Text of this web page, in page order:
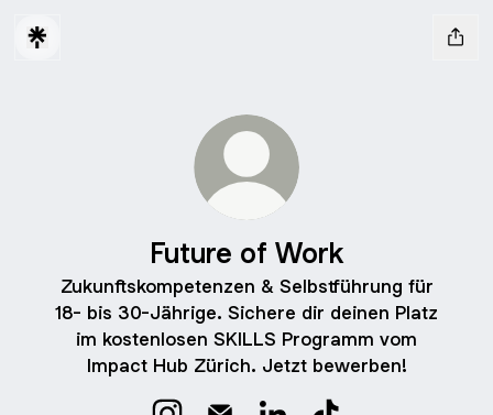
Future of Work
Zukunftskompetenzen & Selbstführung für
18- bis 30-Jährige. Sichere dir deinen Platz
im kostenlosen SKILLS Programm vom
Impact Hub Zürich. Jetzt bewerben!